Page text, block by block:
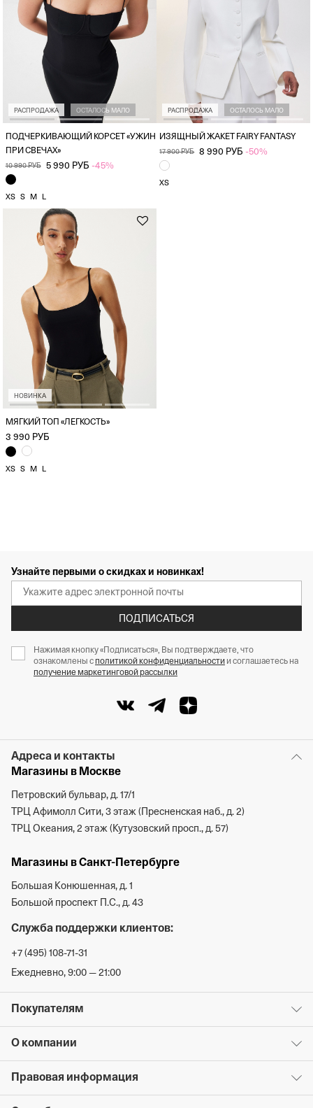
РАСПРОДАЖА ОСТАЛОСЬ МАЛО
ПОДЧЕРКИВАЮЩИЙ КОРСЕТ «УЖИН
ПРИ СВЕЧАХ»
10 990 РУБ 5 990 РУБ -45%
XS S M L
РАСПРОДАЖА ОСТАЛОСЬ МАЛО
ИЗЯЩНЫЙ ЖАКЕТ FAIRY FANTASY
17 900 РУБ 8 990 РУБ -50%
XS
НОВИНКА
МЯГКИЙ ТОП «ЛЕГКОСТЬ»
3 990 РУБ
XS S M L
Узнайте первыми о скидках и новинках!
ПОДПИСАТЬСЯ
Нажимая кнопку «Подписаться», Вы подтверждаете, что
ознакомлены с политикой конфиденциальности и соглашаетесь на
получение маркетинговой рассылки
Адреса и контакты
Магазины в Москве
Петровский бульвар, д. 17/1
ТРЦ Афимолл Сити, 3 этаж (Пресненская наб., д. 2)
ТРЦ Океания, 2 этаж (Кутузовский просп., д. 57)
Магазины в Санкт-Петербурге
Большая Конюшенная, д. 1
Большой проспект П.С., д. 43
Служба поддержки клиентов:
+7 (495) 108-71-31
Ежедневно, 9:00 — 21:00
Покупателям
О компании
Правовая информация